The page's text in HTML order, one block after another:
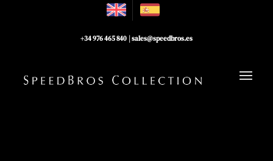
+34 976 465 840 sales@speedbros.es